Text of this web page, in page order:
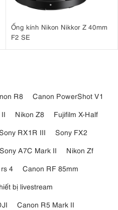
Ống kính Nikon Nikkor Z 40mm
F2 SE
R8
Canon PowerShot V1
Nikon Z8
Fujifilm X-Half
RX1R III
Sony FX2
Sony A7C Mark II
Nikon Zf
4
Canon RF 85mm
bị livestream
Canon R5 Mark II